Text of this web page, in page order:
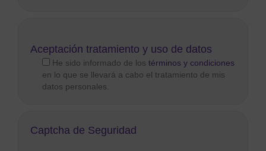
Aceptación tratamiento y uso de datos
He sido informado de los términos y condiciones
en lo que se llevará a cabo el tratamiento de mis
datos personales.
Captcha de Seguridad